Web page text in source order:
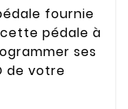
fournie
pédale à
ses
de votre